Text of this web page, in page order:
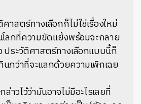
าสตร์ทางเลือกก็ไม่ใช่เรื่องใหม่
โลกที่ความขัดแย้งพร้อมจะกลาย
ประวัติศาสตร์ทางเลือกแบบนี้ก็
กว่าที่จะแลกด้วยความเพิกเฉย
าวไว้ว่ามันอาจไม่มีอะไรเลยที่